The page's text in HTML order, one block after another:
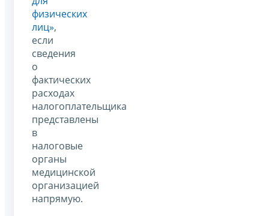
физических
лиц»,
если
сведения
о
фактических
расходах
налогоплательщика
представлены
в
налоговые
органы
медицинской
организацией
напрямую.